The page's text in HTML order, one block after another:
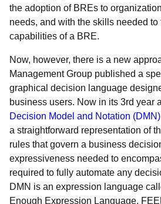
the adoption of BREs to
needs, and with the skills needed
capabilities of a BRE.
Now, however, there is a new
Management Group published a
graphical decision language
business users. Now in its 3rd year
Decision Model and Notation (DMN)
a straightforward representation of
rules that govern a business
expressiveness needed to
required to fully automate any
DMN is an expression language
Enough Expression Language.